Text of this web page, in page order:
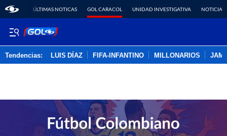
ÚLTIMAS NOTICAS GOL CARACOL UNIDAD INVESTIGATIVA NOTICIAS
Tendencias: LUIS DÍAZ FIFA-INFANTINO MILLONARIOS